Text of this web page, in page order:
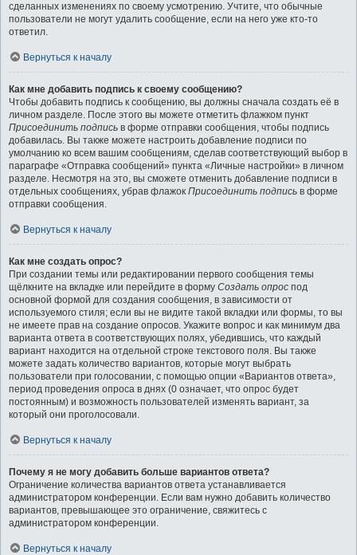
сделанных изменениях по своему усмотрению. Учтите, что обычные
пользователи не могут удалить сообщение, если на него уже кто-то
ответил.
Вернуться к началу
Как мне добавить подпись к своему сообщению?
Чтобы добавить подпись к сообщению, вы должны сначала создать её в
личном разделе. После этого вы можете отметить флажком пункт
Присоединить подпись в форме отправки сообщения, чтобы подпись
добавилась. Вы также можете настроить добавление подписи по
умолчанию ко всем вашим сообщениям, сделав соответствующий выбор в
параграфе «Отправка сообщений» пункта «Личные настройки» в личном
разделе. Несмотря на это, вы сможете отменить добавление подписи в
отдельных сообщениях, убрав флажок Присоединить подпись в форме
отправки сообщения.
Вернуться к началу
Как мне создать опрос?
При создании темы или редактировании первого сообщения темы
щёлкните на вкладке или перейдите в форму Создать опрос под
основной формой для создания сообщения, в зависимости от
используемого стиля; если вы не видите такой вкладки или формы, то вы
не имеете прав на создание опросов. Укажите вопрос и как минимум два
варианта ответа в соответствующих полях, убедившись, что каждый
вариант находится на отдельной строке текстового поля. Вы также
можете задать количество вариантов, которые могут выбрать
пользователи при голосовании, с помощью опции «Вариантов ответа»,
период проведения опроса в днях (0 означает, что опрос будет
постоянным) и возможность пользователей изменять вариант, за
который они проголосовали.
Вернуться к началу
Почему я не могу добавить больше вариантов ответа?
Ограничение количества вариантов ответа устанавливается
администратором конференции. Если вам нужно добавить количество
вариантов, превышающее это ограничение, свяжитесь с
администратором конференции.
Вернуться к началу